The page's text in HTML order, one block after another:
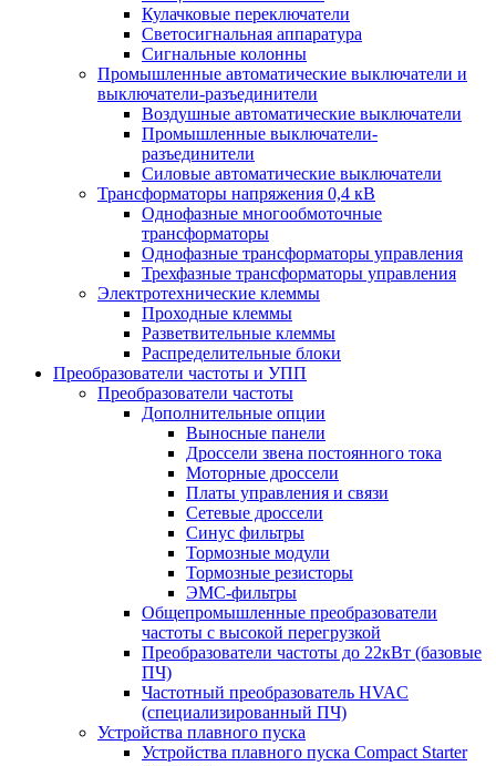
Кулачковые переключатели
Светосигнальная аппаратура
Сигнальные колонны
Промышленные автоматические выключатели и
выключатели-разъединители
Воздушные автоматические выключатели
Промышленные выключатели-
разъединители
Силовые автоматические выключатели
Трансформаторы напряжения 0,4 кВ
Однофазные многообмоточные
трансформаторы
Однофазные трансформаторы управления
Трехфазные трансформаторы управления
Электротехнические клеммы
Проходные клеммы
Разветвительные клеммы
Распределительные блоки
Преобразователи частоты и УПП
Преобразователи частоты
Дополнительные опции
Выносные панели
Дроссели звена постоянного тока
Моторные дроссели
Платы управления и связи
Сетевые дроссели
Синус фильтры
Тормозные модули
Тормозные резисторы
ЭМС-фильтры
Общепромышленные преобразователи
частоты с высокой перегрузкой
Преобразователи частоты до 22кВт (базовые
ПЧ)
Частотный преобразователь HVAC
(специализированный ПЧ)
Устройства плавного пуска
Устройства плавного пуска Compact Starter